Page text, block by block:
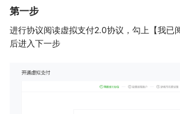
第一步
进行协议阅读虚拟支付2.0协议，勾上【我已
后进入下一步